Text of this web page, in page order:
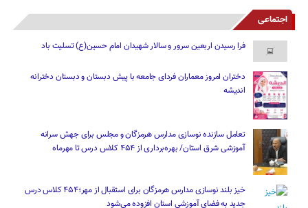
اجتماعی
فرا رسیدن اربعین سرور و سالار شهیدان امام حسین(ع) تسلیت باد
دختران امروز معماران فردای جامعه با پیش دبستان و دبستان دخترانه
اندیشه
تعامل سازنده نوسازی مدارس هرمزگان و مجلس برای جهش سرانه
آموزشی شرق استان/ بهره‌برداری از ۴۵۴ کلاس درس تا مهرماه
خیز بلند نوسازی مدارس هرمزگان برای استقبال از مهر؛۴۵۴ کلاس درس
جدید به فضای آموزشی استان افزوده می‌شود